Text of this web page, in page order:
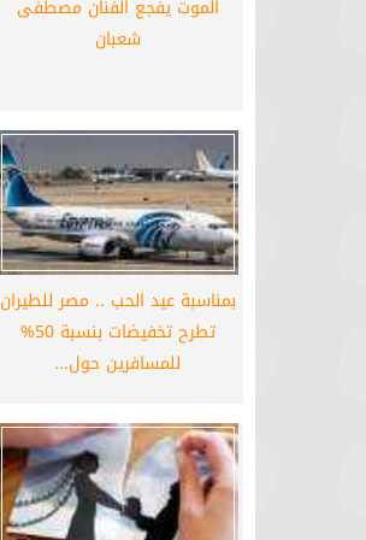
الموت يفجع الفنان مصطفى
شعبان
بمناسبة عيد الحب .. مصر للطيران
تطرح تخفيضات بنسبة 50%
للمسافرين حول...
برشلونة يستعيد سلاحا مهما بعد صدمة